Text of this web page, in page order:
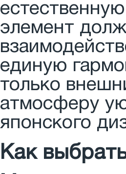
элемент
единую
только
атмосферу
японского
Как